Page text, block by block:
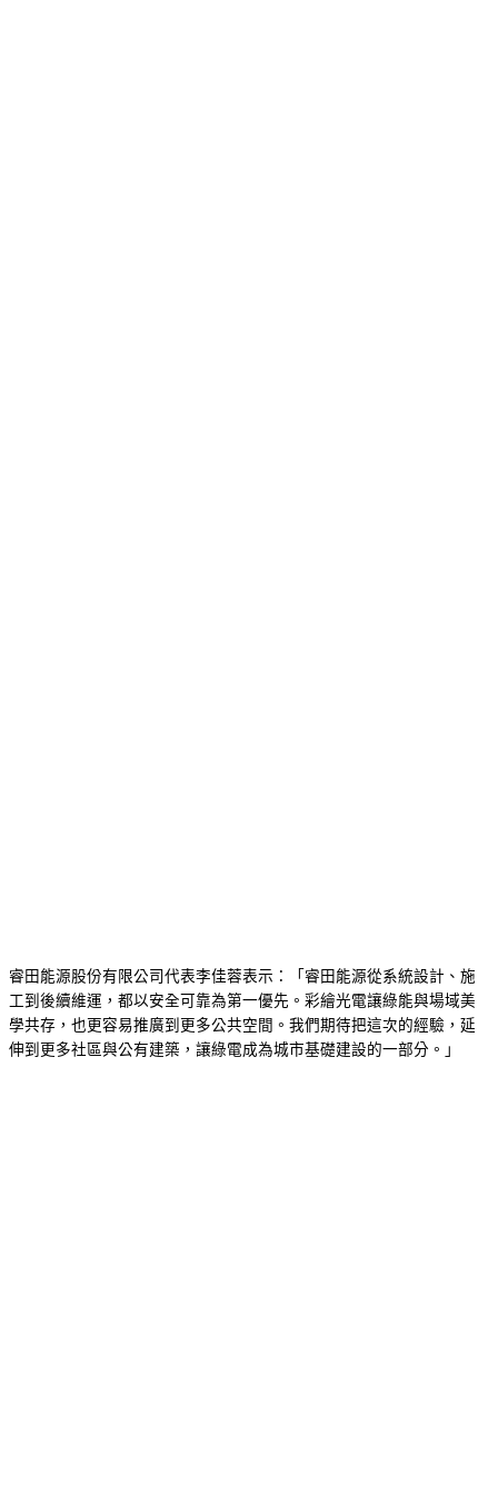
睿田能源股份有限公司代表李佳蓉表示：「睿田能源從系統設計、施
工到後續維運，都以安全可靠為第一優先。彩繪光電讓綠能與場域美
學共存，也更容易推廣到更多公共空間。我們期待把這次的經驗，延
伸到更多社區與公有建築，讓綠電成為城市基礎建設的一部分。」